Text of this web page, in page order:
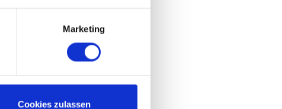
Marketing
Cookies zulassen